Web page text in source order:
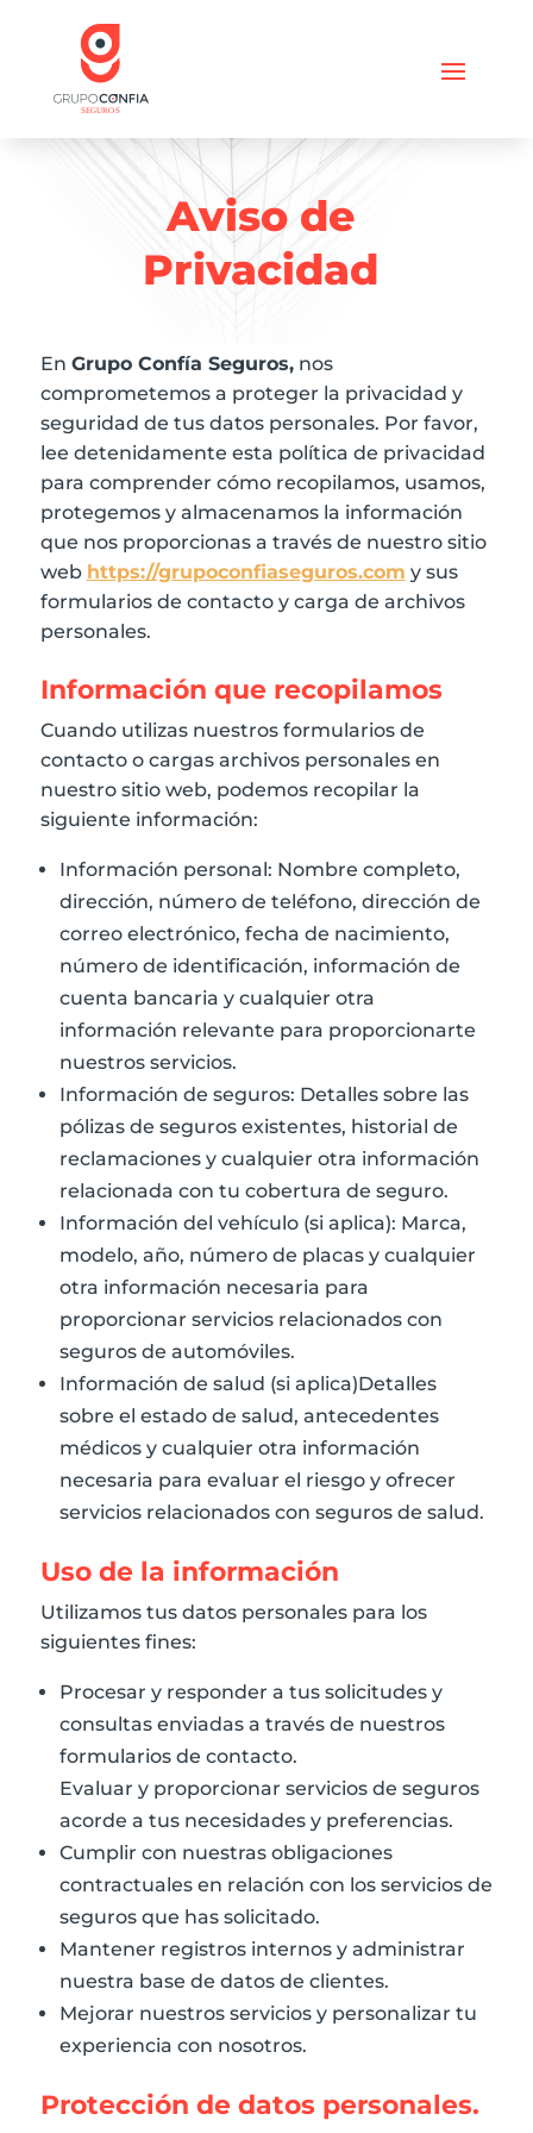
Aviso de
Privacidad
En Grupo Confía Seguros,nos
comprometemos a proteger la privacidad y
seguridad de tus datos personales. Por favor,
lee detenidamente esta política de privacidad
para comprender cómo recopilamos, usamos,
protegemos y almacenamos la información
que nos proporcionas a través de nuestro sitio
web https://grupoconfiaseguros.com y sus
formularios de contacto y carga de archivos
personales.
Información que recopilamos
Cuando utilizas nuestros formularios de
contacto o cargas archivos personales en
nuestro sitio web, podemos recopilar la
siguiente información:
Información personal: Nombre completo,
dirección, número de teléfono, dirección de
correo electrónico, fecha de nacimiento,
número de identificación, información de
cuenta bancaria y cualquier otra
información relevante para proporcionarte
nuestros servicios.
Información de seguros: Detalles sobre las
pólizas de seguros existentes, historial de
reclamaciones y cualquier otra información
relacionada con tu cobertura de seguro.
Información del vehículo (si aplica): Marca,
modelo, año, número de placas y cualquier
otra información necesaria para
proporcionar servicios relacionados con
seguros de automóviles.
Información de salud (si aplica)Detalles
sobre el estado de salud, antecedentes
médicos y cualquier otra información
necesaria para evaluar el riesgo y ofrecer
servicios relacionados con seguros de salud.
Uso de la información
Utilizamos tus datos personales para los
siguientes fines:
Procesar y responder a tus solicitudes y
consultas enviadas a través de nuestros
formularios de contacto.
Evaluar y proporcionar servicios de seguros
acorde a tus necesidades y preferencias.
Cumplir con nuestras obligaciones
contractuales en relación con los servicios de
seguros que has solicitado.
Mantener registros internos y administrar
nuestra base de datos de clientes.
Mejorar nuestros servicios y personalizar tu
experiencia con nosotros.
Protección de datos personales.